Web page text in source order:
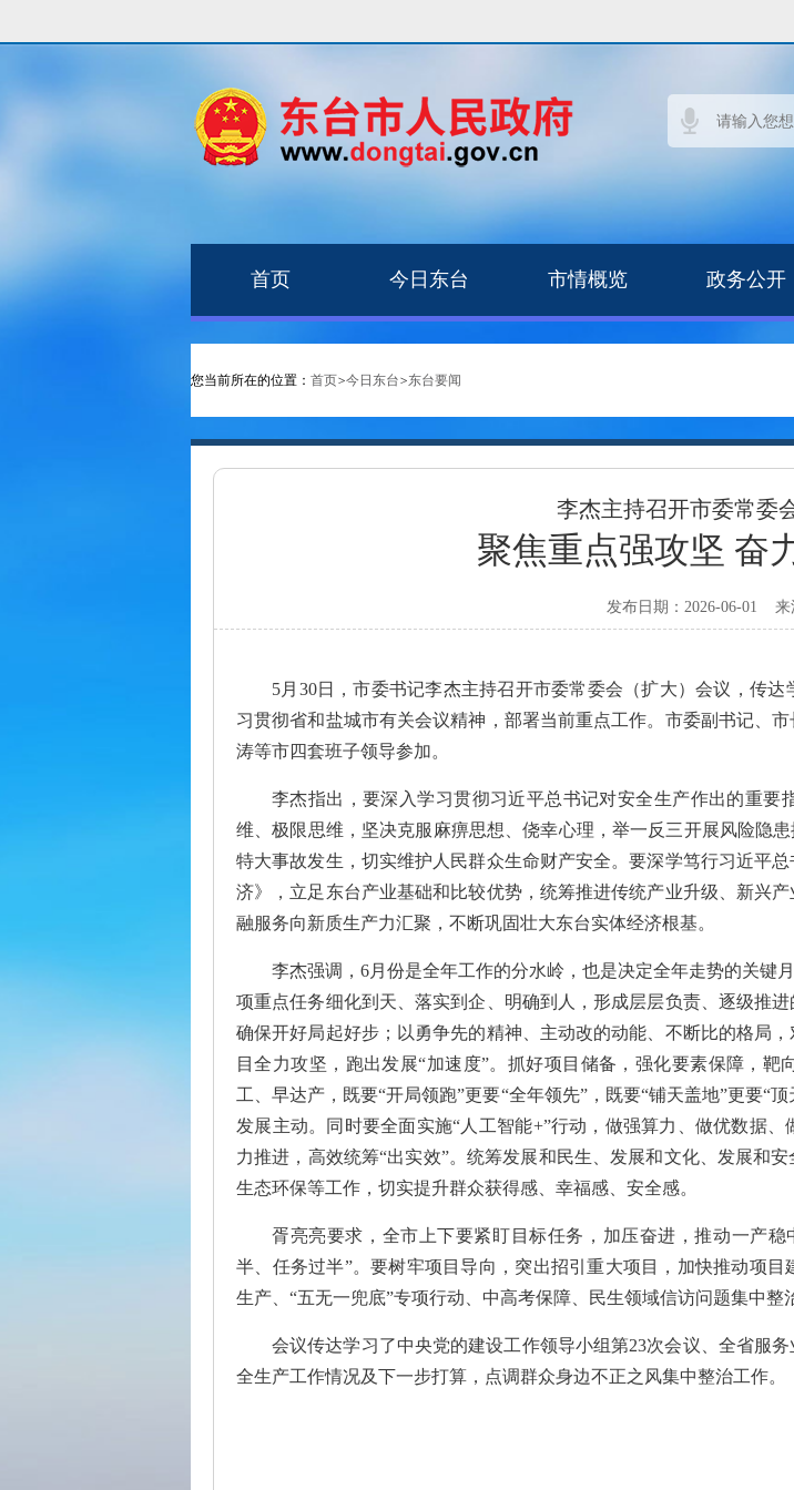
首页 今日东台 市情概览 政务公开
您当前所在的位置： 首页>今日东台>东台要闻
李杰主持召开市委常委
聚焦重点强攻坚 奋
发布日期：2026-06-01 来
5月30日，市委书记李杰主持召开市委常委会（扩大）会议，传
习贯彻省和盐城市有关会议精神，部署当前重点工作。市委副书记、
涛等市四套班子领导参加。
李杰指出，要深入学习贯彻习近平总书记对安全生产作出的重
维、极限思维，坚决克服麻痹思想、侥幸心理，举一反三开展风险隐
特大事故发生，切实维护人民群众生命财产安全。要深学笃行习近平
济》，立足东台产业基础和比较优势，统筹推进传统产业升级、新兴
融服务向新质生产力汇聚，不断巩固壮大东台实体经济根基。
李杰强调，6月份是全年工作的分水岭，也是决定全年走势的关键
项重点任务细化到天、落实到企、明确到人，形成层层负责、逐级推
确保开好局起好步；以勇争先的精神、主动改的动能、不断比的格局
目全力攻坚，跑出发展“加速度”。抓好项目储备，强化要素保障，
工、早达产，既要“开局领跑”更要“全年领先”，既要“铺天盖地”更要“
发展主动。同时要全面实施“人工智能+”行动，做强算力、做优数据
力推进，高效统筹“出实效”。统筹发展和民生、发展和文化、发展和
生态环保等工作，切实提升群众获得感、幸福感、安全感。
胥亮亮要求，全市上下要紧盯目标任务，加压奋进，推动一产
半、任务过半”。要树牢项目导向，突出招引重大项目，加快推动项
生产、“五无一兜底”专项行动、中高考保障、民生领域信访问题集中整
会议传达学习了中央党的建设工作领导小组第23次会议、全省服
全生产工作情况及下一步打算，点调群众身边不正之风集中整治工作。